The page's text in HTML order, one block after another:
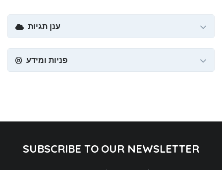
ענן תגיות
פניות ומידע
SUBSCRIBE TO OUR NEWSLETTER